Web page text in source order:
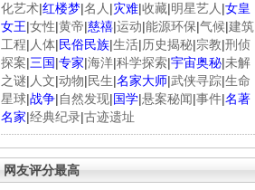
化艺术|红楼梦|名人 |灾难|收藏|明星艺人 |女皇
女王|女性|黄帝|慈禧|运动|能源环保|气候|建筑
工程| 人体|民俗民族|生活|历史揭秘|宗教|刑侦
探案|三国|专家|海洋|科学探索|宇宙奥秘|未解
之谜| 人文|动物|民生|名家大师|武侠寻踪|生命
星球|战争|自然发现|国学|悬案秘闻|事件|名著
名家|经典纪录|古迹遗址
网友评分最高